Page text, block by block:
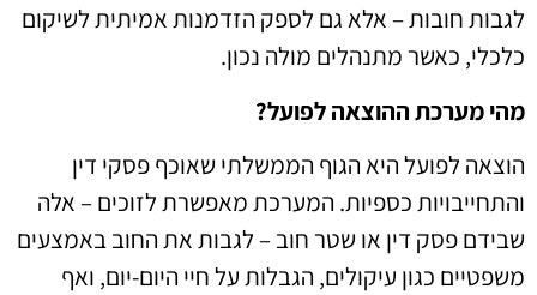
לגבות חובות – אלא גם לספק הזדמנות אמיתית לשיקום
כלכלי, כאשר מתנהלים מולה נכון.
מהי מערכת ההוצאה לפועל?
הוצאה לפועל היא הגוף הממשלתי שאוכף פסקי דין
והתחייבויות כספיות. המערכת מאפשרת לזוכים – אלה
שבידם פסק דין או שטר חוב – לגבות את החוב באמצעים
משפטיים כגון עיקולים, הגבלות על חיי היום-יום, ואף